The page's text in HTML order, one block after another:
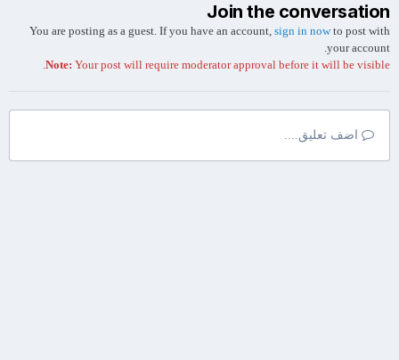
Join the conversation
You are posting as a guest. If you have an account, sign in nowto post with
your account.
Note: Your post will require moderator approval before it will be visible.
اضف تعليق....